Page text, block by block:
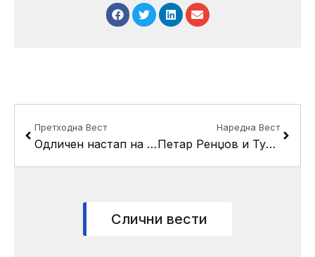
Претходна Вест
Одличен настап на ДНК и Гораст Цветковски
Наредна Вест
Петар Ренџов и Тумбао Салса Бенд со концерт на културното лето
Слични вести